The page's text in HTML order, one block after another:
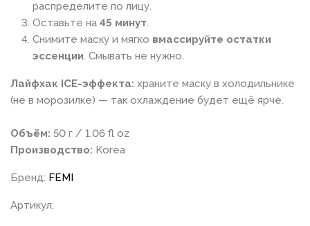
распределите по лицу.
Оставьте на 45 минут.
Снимите маску и мягко вмассируйте остатки
эссенции. Смывать не нужно.
Лайфхак ICE-эффекта: храните маску в холодильнике
(не в морозилке) — так охлаждение будет ещё ярче.
Объём: 50 г / 1.06 fl oz
Производство: Korea
Бренд: FEMI
Артикул: